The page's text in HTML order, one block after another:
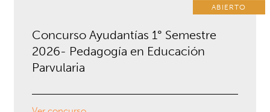
Concurso Ayudantías 1° Semestre
2026- Pedagogía en Educación
Parvularia
ABIERTO